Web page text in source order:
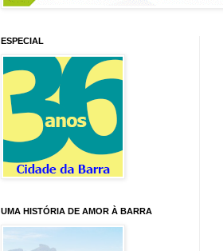
ESPECIAL
UMA HISTÓRIA DE AMOR À BARRA